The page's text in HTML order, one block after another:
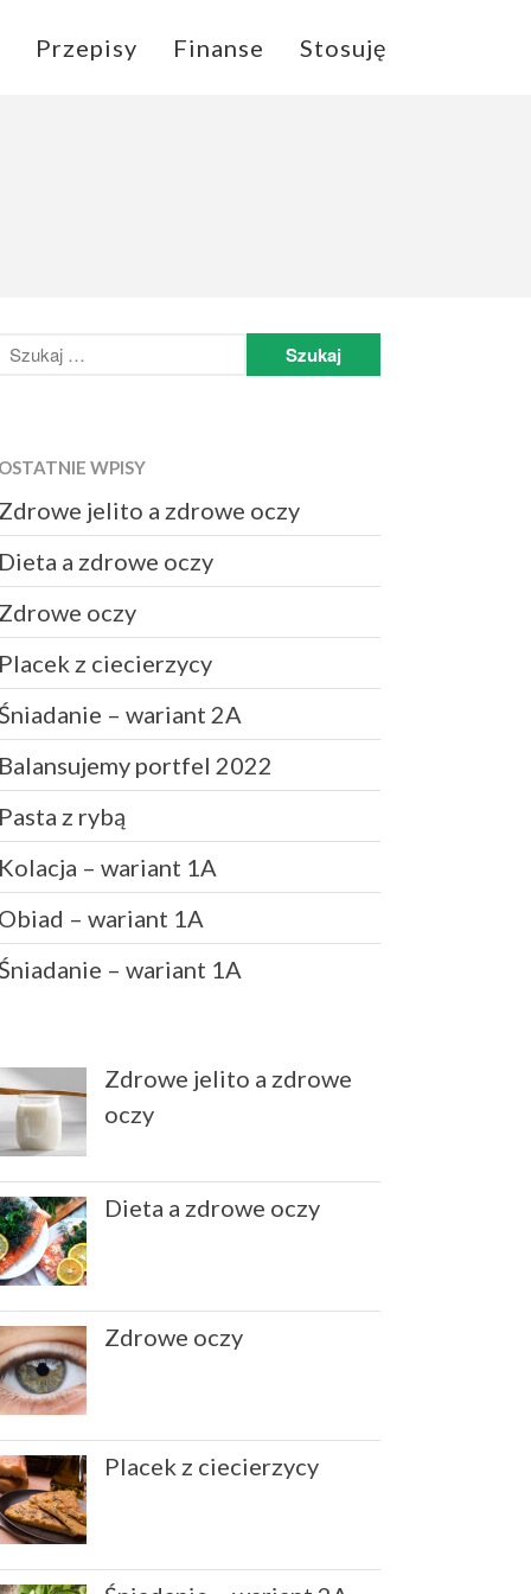
Stosuję
Śniadanie – wariant 2A
lnianego
listopad 2021
czerwiec 2021
Przepisy Finanse Stosuję
OSTATNIE WPISY
Zdrowe jelito a zdrowe oczy
Dieta a zdrowe oczy
Zdrowe oczy
Placek z ciecierzycy
– wariant 2A
Balansujemy portfel 2022
Pasta z rybą
Kolacja – wariant 1A
Obiad – wariant 1A
– wariant 1A
Zdrowe jelito a zdrowe
oczy
Dieta a zdrowe oczy
Zdrowe oczy
Placek z ciecierzycy